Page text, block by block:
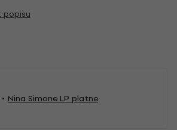
popisu
Nina Simone LP platne